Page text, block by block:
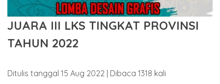
JUARA III LKS TINGKAT PROVINSI
TAHUN 2022
Ditulis tanggal 15 Aug 2022 | Dibaca 1318 kali